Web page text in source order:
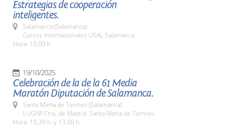
Estrategias de cooperación
inteligentes.
Salamanca (Salamanca)
Cursos Internacionales USAL Salamanca
Hora: 10,00 h.
19/10/2025
Celebración de la de la 61 Media
Maratón Diputación de Salamanca.
Santa Marta de Tormes (Salamanca)
LUGAR Ctra. de Madrid. Santa Marta de Tormes.
Hora: 10,30 h. y 13,00 h.